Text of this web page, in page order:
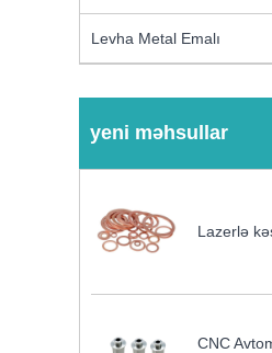
Levha Metal Emalı
yeni məhsullar
Lazerlə
CNC